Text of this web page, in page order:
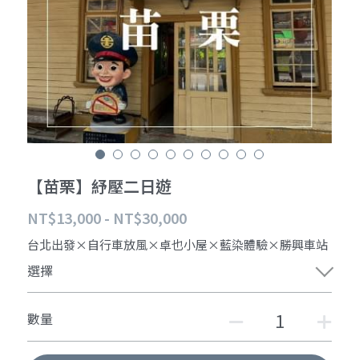
客製化包車
搜索
【苗栗】紓壓二日遊
NT$13,000 - NT$30,000
台北出發×自行車放風×卓也小屋×藍染體驗×勝興車站
選擇
數量